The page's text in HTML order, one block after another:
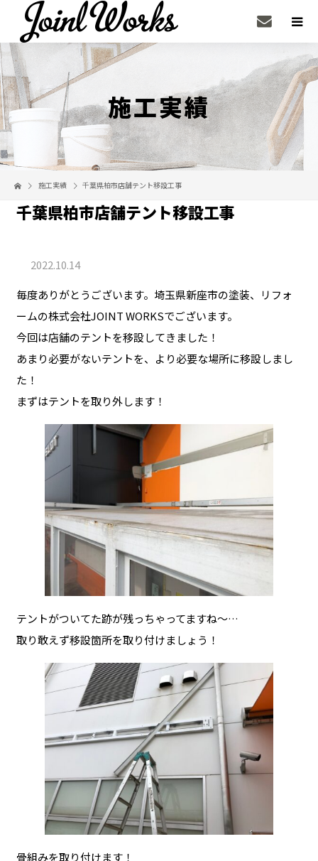
施工実績
施工実績 千葉県柏市店舗テント移設工事
千葉県柏市店舗テント移設工事
2022.10.14
毎度ありがとうございます。埼玉県新座市の塗装、リフォ
ームの株式会社JOINT WORKSでございます。
今回は店舗のテントを移設してきました！
あまり必要がないテントを、より必要な場所に移設しまし
た！
まずはテントを取り外します！
テントがついてた跡が残っちゃってますね〜…
取り敢えず移設箇所を取り付けましょう！
骨組みを取り付けます！